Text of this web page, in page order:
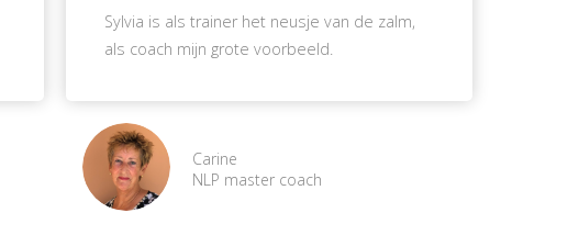
Sylvia is als trainer het neusje van de zalm,
als coach mijn grote voorbeeld.
Carine
NLP master coach